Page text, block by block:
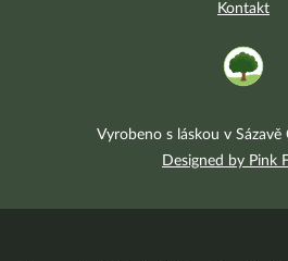
Kontakt
Vyrobeno s láskou v
Designed by Pink